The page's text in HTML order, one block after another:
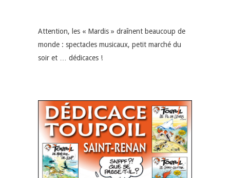
Attention, les « Mardis » draînent beaucoup de
monde : spectacles musicaux, petit marché du
soir et … dédicaces !